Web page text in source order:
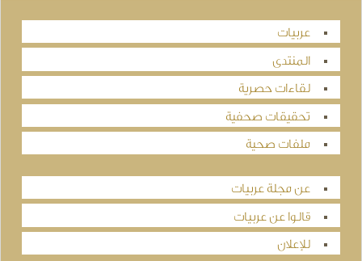
عربيات
المنتدى
لقاءات حصرية
تحقيقات صحفية
ملفات صحية
عن مجلة عربيات
قالوا عن عربيات
للإعلان